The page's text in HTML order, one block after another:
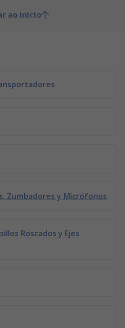
ao inicio
Zumbadores y Micrófonos
Roscados y Ejes